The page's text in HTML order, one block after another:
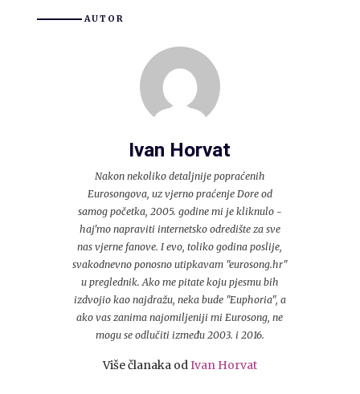
AUTOR
Ivan Horvat
Nakon nekoliko detaljnije popraćenih
Eurosongova, uz vjerno praćenje Dore od
samog početka, 2005. godine mi je kliknulo -
haj'mo napraviti internetsko odredište za sve
nas vjerne fanove. I evo, toliko godina poslije,
svakodnevno ponosno utipkavam "eurosong.hr"
u preglednik. Ako me pitate koju pjesmu bih
izdvojio kao najdražu, neka bude "Euphoria", a
ako vas zanima najomiljeniji mi Eurosong, ne
mogu se odlučiti između 2003. i 2016.
Više članaka odIvan Horvat